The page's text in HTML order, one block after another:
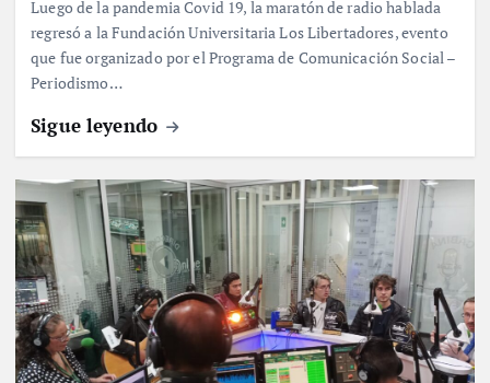
Luego de la pandemia Covid 19, la maratón de radio hablada
regresó a la Fundación Universitaria Los Libertadores, evento
que fue organizado por el Programa de Comunicación Social –
Periodismo…
Sigue leyendo